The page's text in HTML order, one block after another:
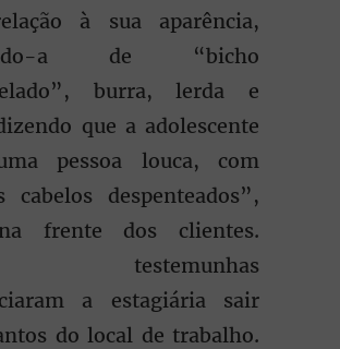
à sua aparência,
a de “bicho
burra, lerda e
que a adolescente
pessoa louca, com
cabelos despenteados”,
frente dos clientes.
testemunhas
a estagiária sair
do local de trabalho.